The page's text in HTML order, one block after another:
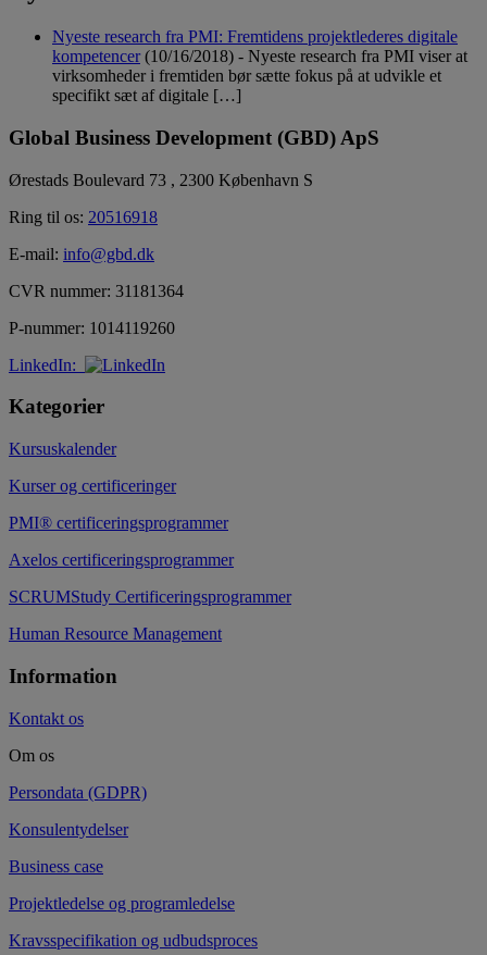
Nyeste research fra PMI: Fremtidens projektlederes digitale
kompetencer (10/16/2018) - Nyeste research fra PMI viser at
virksomheder i fremtiden bør sætte fokus på at udvikle et
specifikt sæt af digitale […]
Global Business Development (GBD) ApS
Ørestads Boulevard 73 , 2300 København S
Ring til os: 20516918
E-mail: info@gbd.dk
CVR nummer: 31181364
P-nummer: 1014119260
LinkedIn:
Kategorier
Kursuskalender
Kurser og certificeringer
PMI® certificeringsprogrammer
Axelos certificeringsprogrammer
SCRUMStudy Certificeringsprogrammer
Human Resource Management
Information
Kontakt os
Om os
Persondata (GDPR)
Konsulentydelser
Business case
Projektledelse og programledelse
Kravsspecifikation og udbudsproces